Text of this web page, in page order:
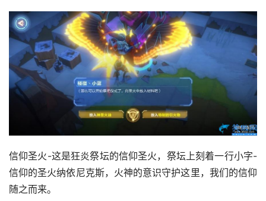
信仰圣火-这是狂炎祭坛的信仰圣火，祭坛上刻着一行小字-
信仰的圣火纳依尼克斯，火神的意识守护这里，我们的信仰
随之而来。